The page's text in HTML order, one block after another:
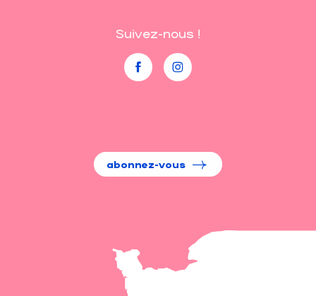
Suivez-nous !
abonnez-vous